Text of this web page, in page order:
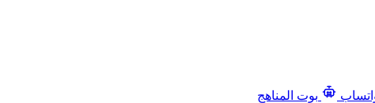
بوت المناهج